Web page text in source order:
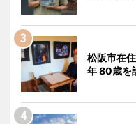
松阪市在
年 80歳を